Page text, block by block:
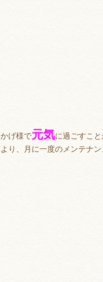
げ様で元気に過ごすこと
り、月に一度のメンテナ